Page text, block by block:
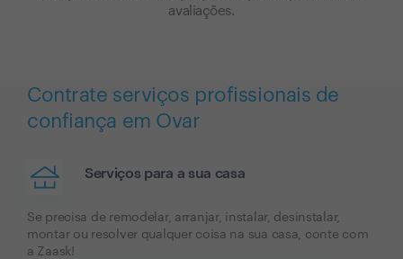
avaliações.
Contrate serviços profissionais de
confiança em Ovar
Serviços para a sua casa
Se precisa de remodelar, arranjar, instalar, desinstalar,
montar ou resolver qualquer coisa na sua casa, conte com
a Zaask!